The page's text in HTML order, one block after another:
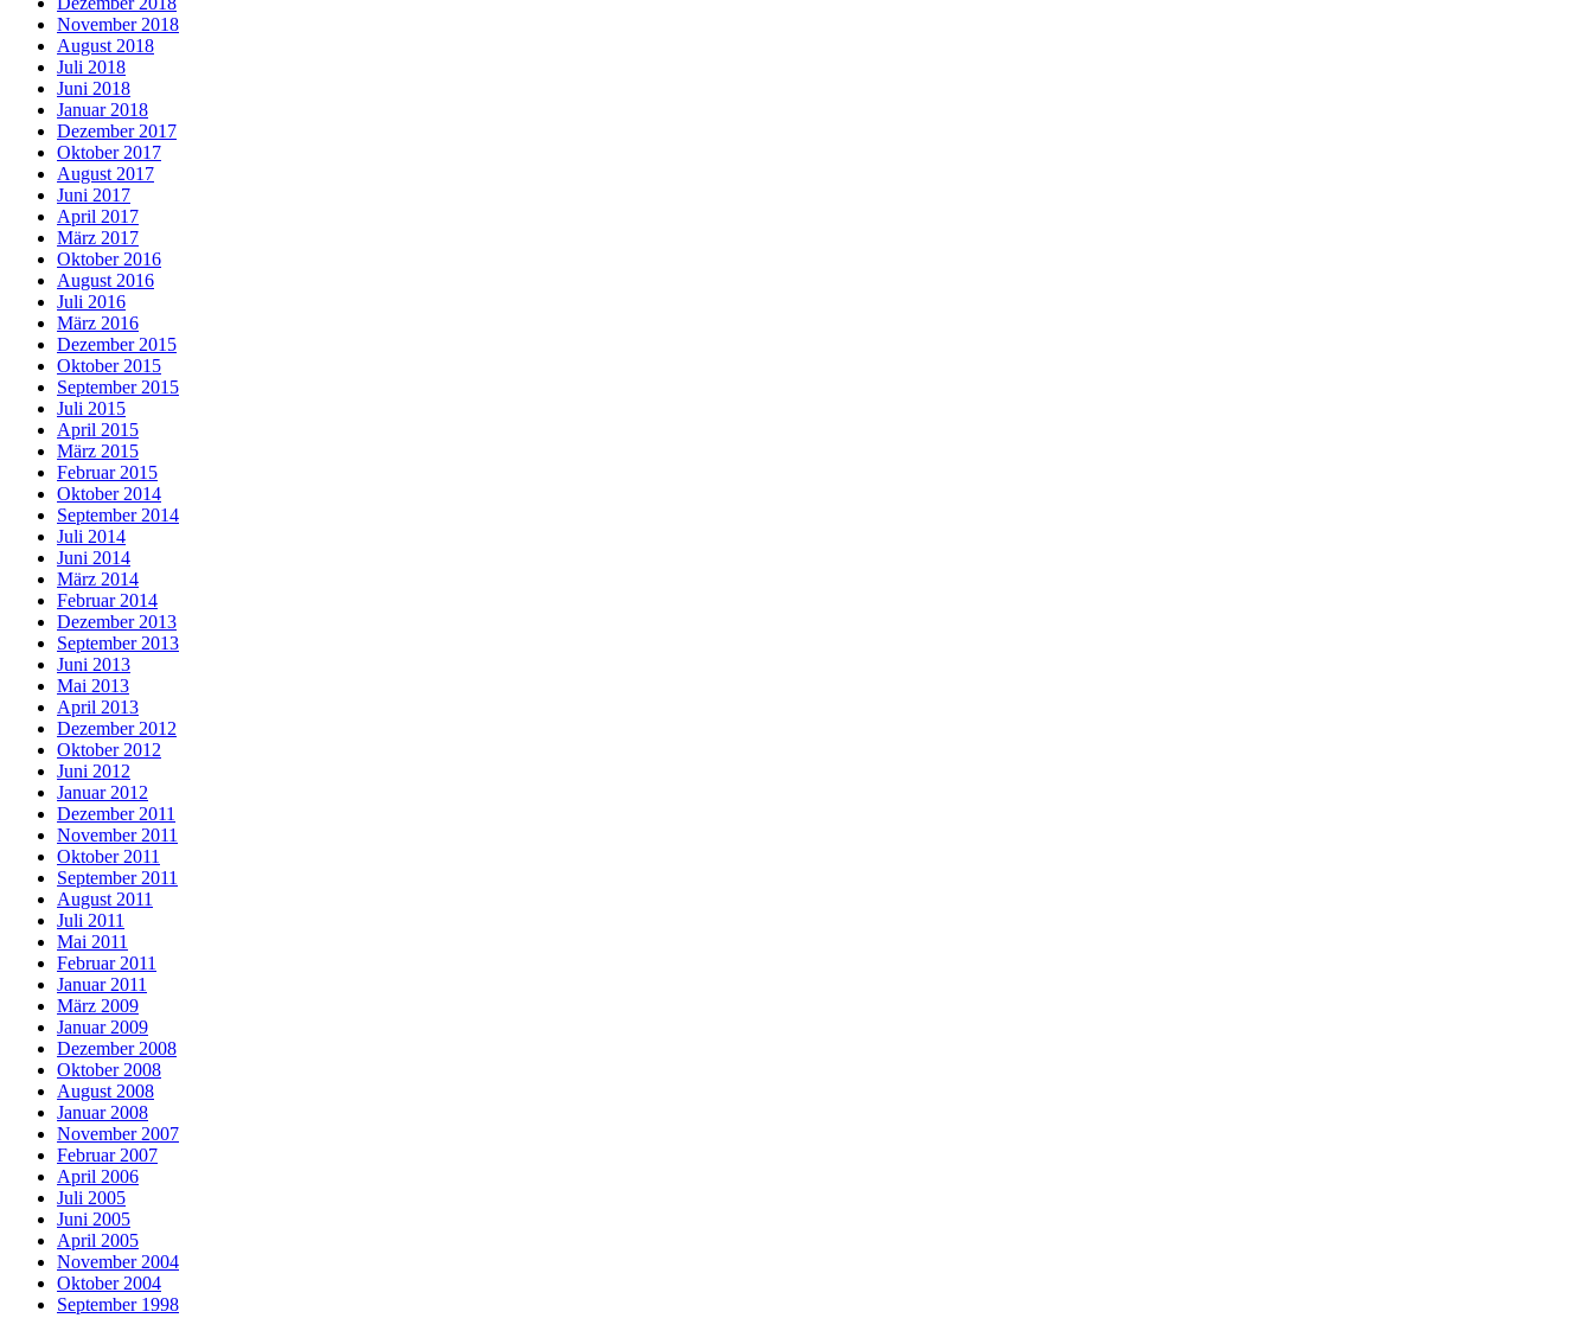
November 2018
August 2018
Juli 2018
Juni 2018
Januar 2018
Dezember 2017
Oktober 2017
August 2017
Juni 2017
April 2017
März 2017
Oktober 2016
August 2016
Juli 2016
März 2016
Dezember 2015
Oktober 2015
September 2015
Juli 2015
April 2015
März 2015
Februar 2015
Oktober 2014
September 2014
Juli 2014
Juni 2014
März 2014
Februar 2014
Dezember 2013
September 2013
Juni 2013
Mai 2013
April 2013
Dezember 2012
Oktober 2012
Juni 2012
Januar 2012
Dezember 2011
November 2011
Oktober 2011
September 2011
August 2011
Juli 2011
Mai 2011
Februar 2011
Januar 2011
März 2009
Januar 2009
Dezember 2008
Oktober 2008
August 2008
Januar 2008
November 2007
Februar 2007
April 2006
Juli 2005
Juni 2005
April 2005
November 2004
Oktober 2004
September 1998